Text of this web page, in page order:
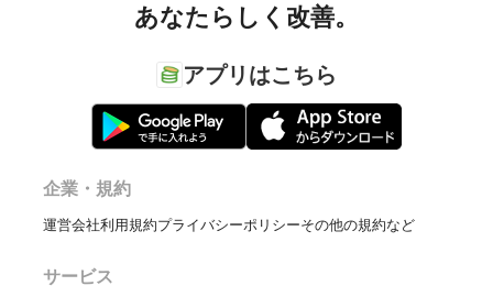
あなたらしく改善。
アプリはこちら
企業・規約
運営会社利用規約プライバシーポリシーその他の規約など
サービス